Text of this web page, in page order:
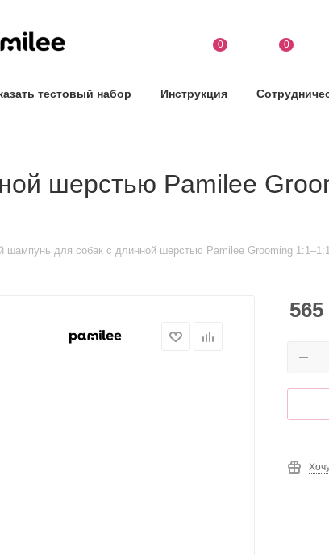
0 0
тестовый набор Инструкция
шерстью Pamilee
для собак с длинной шерстью Pamilee Grooming
565